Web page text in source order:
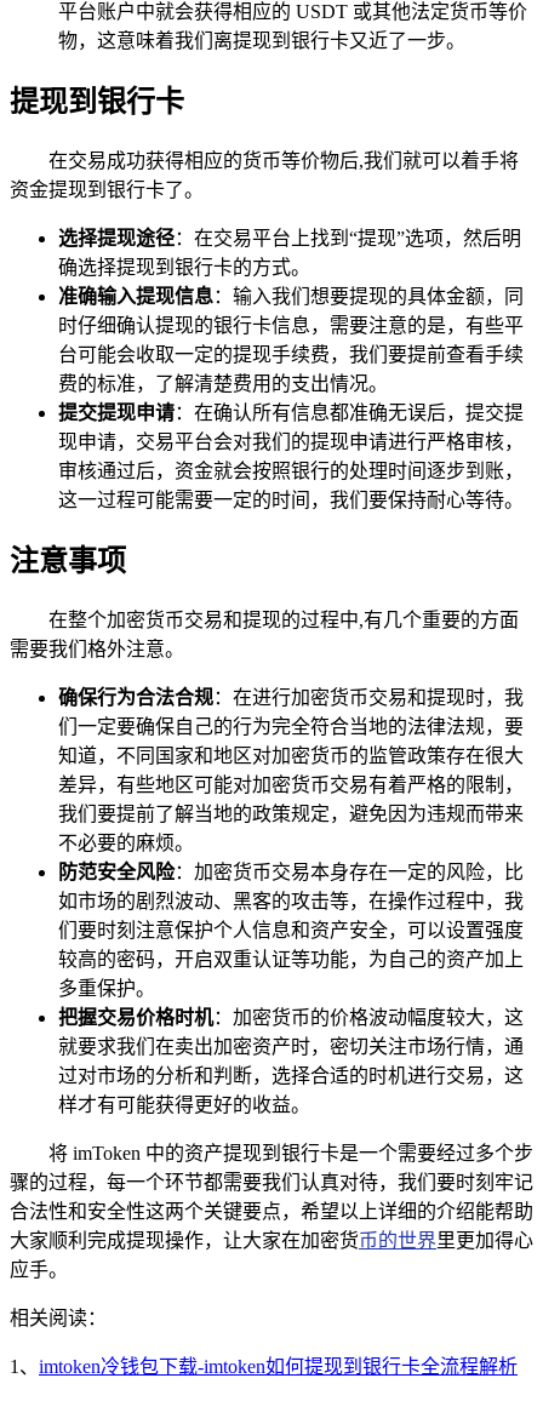
平台账户中就会获得相应的 USDT 或其他法定货币等价
物，这意味着我们离提现到银行卡又近了一步。
提现到银行卡
在交易成功获得相应的货币等价物后,我们就可以着手将
资金提现到银行卡了。
选择提现途径：在交易平台上找到“提现”选项，然后明
确选择提现到银行卡的方式。
准确输入提现信息：输入我们想要提现的具体金额，同
时仔细确认提现的银行卡信息，需要注意的是，有些平
台可能会收取一定的提现手续费，我们要提前查看手续
费的标准，了解清楚费用的支出情况。
提交提现申请：在确认所有信息都准确无误后，提交提
现申请，交易平台会对我们的提现申请进行严格审核，
审核通过后，资金就会按照银行的处理时间逐步到账，
这一过程可能需要一定的时间，我们要保持耐心等待。
注意事项
在整个加密货币交易和提现的过程中,有几个重要的方面
需要我们格外注意。
确保行为合法合规：在进行加密货币交易和提现时，我
们一定要确保自己的行为完全符合当地的法律法规，要
知道，不同国家和地区对加密货币的监管政策存在很大
差异，有些地区可能对加密货币交易有着严格的限制，
我们要提前了解当地的政策规定，避免因为违规而带来
不必要的麻烦。
防范安全风险：加密货币交易本身存在一定的风险，比
如市场的剧烈波动、黑客的攻击等，在操作过程中，我
们要时刻注意保护个人信息和资产安全，可以设置强度
较高的密码，开启双重认证等功能，为自己的资产加上
多重保护。
把握交易价格时机：加密货币的价格波动幅度较大，这
就要求我们在卖出加密资产时，密切关注市场行情，通
过对市场的分析和判断，选择合适的时机进行交易，这
样才有可能获得更好的收益。
将 imToken 中的资产提现到银行卡是一个需要经过多个步
骤的过程，每一个环节都需要我们认真对待，我们要时刻牢记
合法性和安全性这两个关键要点，希望以上详细的介绍能帮助
大家顺利完成提现操作，让大家在加密货币的世界里更加得心
应手。
相关阅读：
1、 imtoken冷钱包下载-imtoken如何提现到银行卡全流程解析